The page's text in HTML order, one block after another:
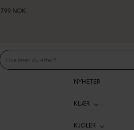
NOK
NYHETER
KLÆR
KJOLER